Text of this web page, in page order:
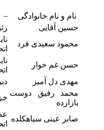
نام و نام خانوادگی –
حسین آقایی
محمود سعیدی فرد
حسن غم خوار
مهدی دل آمیز
محمد رفیق دوست
بازارده
صابر عینی سیاهکلده